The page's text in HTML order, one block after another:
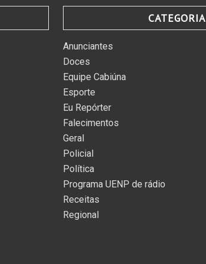
CATEGORIA
Anunciantes
Doces
Equipe Cabiúna
Esporte
Eu Repórter
Falecimentos
Geral
Policial
Política
Programa UENP de rádio
Receitas
Regional